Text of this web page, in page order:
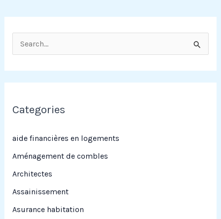
e
c
:
Categories
aide financières en logements
Aménagement de combles
Architectes
Assainissement
Asurance habitation